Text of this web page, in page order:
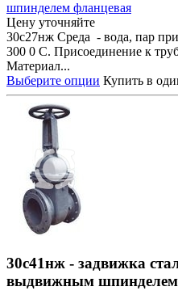
шпинделем фланцевая
Цену уточняйте
30с27нж Среда - вода, пар
300 0 С. Присоединение к
Материал...
Выберите опции Купить в
30с41нж - задвижка
выдвижным шпинделем